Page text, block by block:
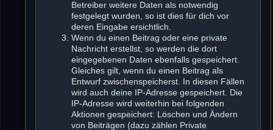
Betreiber weitere Daten als notwendig
festgelegt wurden, so ist dies für dich vor
deren Eingabe ersichtlich.
Wenn du einen Beitrag oder eine private
Nachricht erstellst, so werden die dort
eingegebenen Daten ebenfalls gespeichert.
Gleiches gilt, wenn du einen Beitrag als
Entwurf zwischenspeicherst. In diesen Fällen
wird auch deine IP-Adresse gespeichert. Die
IP-Adresse wird weiterhin bei folgenden
Aktionen gespeichert: Löschen und Ändern
von Beiträgen (dazu zählen Private